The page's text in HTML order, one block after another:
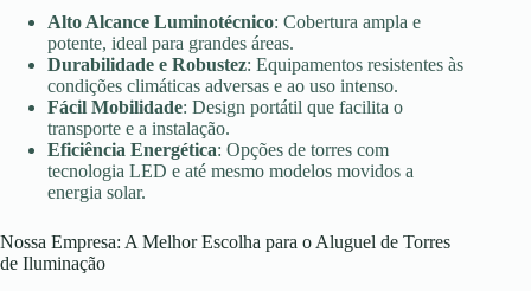
Alto Alcance Luminotécnico: Cobertura ampla e
potente, ideal para grandes áreas.
Durabilidade e Robustez: Equipamentos resistentes às
condições climáticas adversas e ao uso intenso.
Fácil Mobilidade: Design portátil que facilita o
transporte e a instalação.
Eficiência Energética: Opções de torres com
tecnologia LED e até mesmo modelos movidos a
energia solar.
Nossa Empresa: A Melhor Escolha para o Aluguel de Torres
de Iluminação